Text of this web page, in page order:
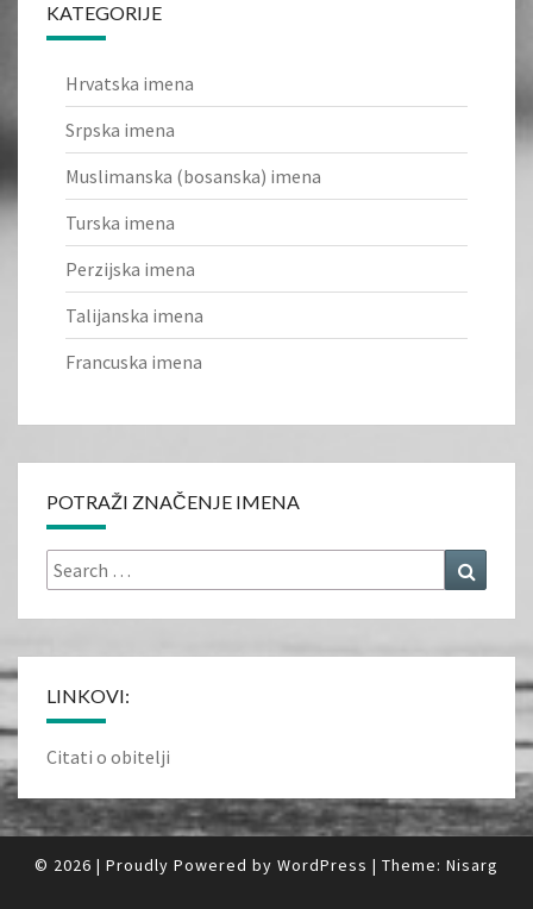
KATEGORIJE
Hrvatska imena
Srpska imena
Muslimanska (bosanska) imena
Turska imena
Perzijska imena
Talijanska imena
Francuska imena
POTRAŽI ZNAČENJE IMENA
Search
for:
LINKOVI:
Citati o obitelji
© 2026 | Proudly Powered by WordPress | Theme: Nisarg